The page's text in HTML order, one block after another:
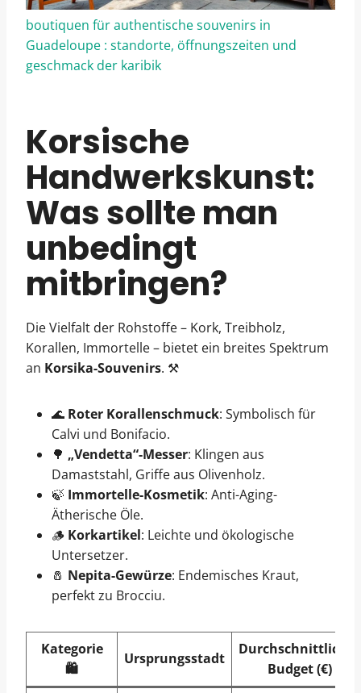
boutiquen für authentische souvenirs in
Guadeloupe : standorte, öffnungszeiten und
geschmack der karibik
Korsische
Handwerkskunst:
Was sollte man
unbedingt
mitbringen?
Die Vielfalt der Rohstoffe – Kork, Treibholz,
Korallen, Immortelle – bietet ein breites Spektrum
an Korsika-Souvenirs. ⚒️
🌊 Roter Korallenschmuck: Symbolisch für
Calvi und Bonifacio.
🌳 „Vendetta“-Messer: Klingen aus
Damaststahl, Griffe aus Olivenholz.
🍃 Immortelle-Kosmetik: Anti-Aging-
Ätherische Öle.
🪵 Korkartikel: Leichte und ökologische
Untersetzer.
🧂 Nepita-Gewürze: Endemisches Kraut,
perfekt zu Brocciu.
Kategorie
🛍️
Ursprungsstadt
Durchschnittliches
Budget (€)